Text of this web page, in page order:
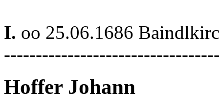
I. oo 25.06.1686
Hoffer Johann